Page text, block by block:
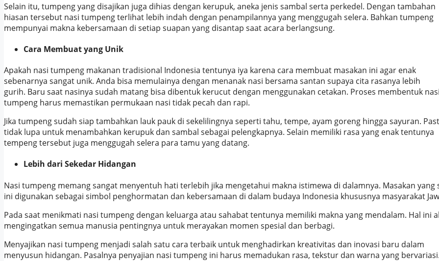
Selain itu, tumpeng yang disajikan juga dihias dengan kerupuk, aneka jenis sambal serta perkedel. Dengan tambahan
hiasan tersebut nasi tumpeng terlihat lebih indah dengan penampilannya yang menggugah selera. Bahkan tumpeng
mempunyai makna kebersamaan di setiap suapan yang disantap saat acara berlangsung.
Cara Membuat yang Unik
Apakah nasi tumpeng makanan tradisional Indonesia tentunya iya karena cara membuat masakan ini agar enak
sebenarnya sangat unik. Anda bisa memulainya dengan menanak nasi bersama santan supaya cita rasanya lebih
gurih. Baru saat nasinya sudah matang bisa dibentuk kerucut dengan menggunakan cetakan. Proses membentuk
tumpeng harus memastikan permukaan nasi tidak pecah dan rapi.
Jika tumpeng sudah siap tambahkan lauk pauk di sekelilingnya seperti tahu, tempe, ayam goreng hingga sayuran.
tidak lupa untuk menambahkan kerupuk dan sambal sebagai pelengkapnya. Selain memiliki rasa yang enak tentunya
tempeng tersebut juga menggugah selera para tamu yang datang.
Lebih dari Sekedar Hidangan
Nasi tumpeng memang sangat menyentuh hati terlebih jika mengetahui makna istimewa di dalamnya. Masakan yang
ini digunakan sebagai simbol penghormatan dan kebersamaan di dalam budaya Indonesia khususnya masyarakat
Pada saat menikmati nasi tumpeng dengan keluarga atau sahabat tentunya memiliki makna yang mendalam. Hal ini
mengingatkan semua manusia pentingnya untuk merayakan momen spesial dan berbagi.
Menyajikan nasi tumpeng menjadi salah satu cara terbaik untuk menghadirkan kreativitas dan inovasi baru dalam
menyusun hidangan. Pasalnya penyajian nasi tumpeng ini harus memadukan rasa, tekstur dan warna yang